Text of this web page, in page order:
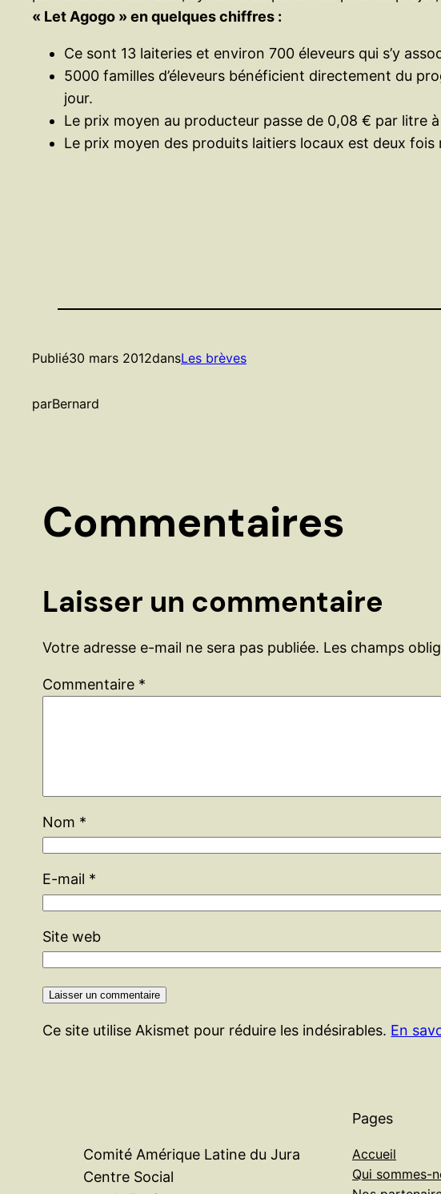
« Let Agogo » en quelques chiffres :
Ce sont 13 laiteries et environ 700 éleveurs qui s’y
5000 familles d’éleveurs bénéficient directement du
jour.
Le prix moyen au producteur passe de 0,08 € par litre
Le prix moyen des produits laitiers locaux est deux
Publié30 mars 2012dansLes brèves
parBernard
Commentaires
Laisser un commentaire
Votre adresse e-mail ne sera pas publiée. Les champs
Commentaire *
Nom *
E-mail *
Site web
Ce site utilise Akismet pour réduire les indésirables. En
Comité Amérique Latine du Jura
Centre Social
Pages
Accueil
Qui sommes-